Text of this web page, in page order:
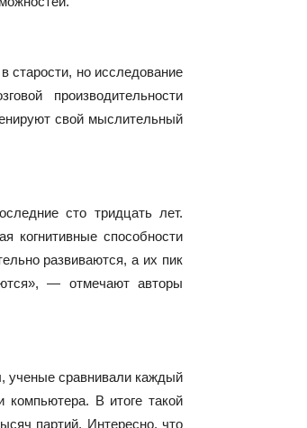
старости, но исследование
производительности
свой мыслительный
сто тридцать лет.
когнитивные способности
развиваются, а их пик
— отмечают авторы
ученые сравнивали каждый
В итоге такой
партий. Интересно, что